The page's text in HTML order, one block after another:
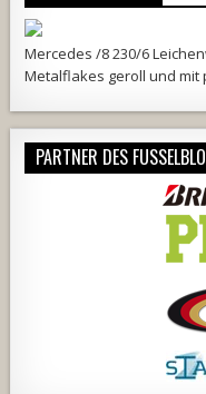
Mercedes /8 230/6
Metalflakes geroll und
PARTNER DES